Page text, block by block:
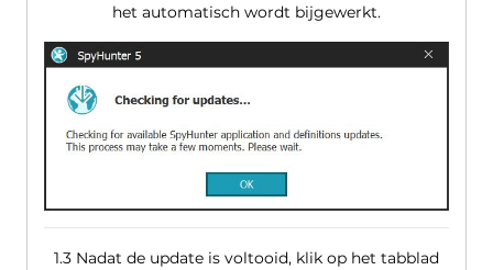
het automatisch wordt bijgewerkt.
1.3 Nadat de update is voltooid, klik op het tabblad